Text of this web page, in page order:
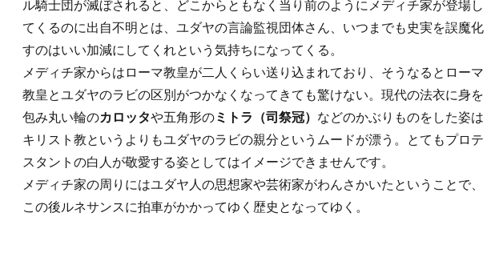
ル騎士団が滅ぼされると、どこからともなく当り前のようにメディチ家が登場し
てくるのに出自不明とは、ユダヤの言論監視団体さん、いつまでも史実を誤魔化
すのはいい加減にしてくれという気持ちになってくる。
メディチ家からはローマ教皇が二人くらい送り込まれており、そうなるとローマ
教皇とユダヤのラビの区別がつかなくなってきても驚けない。現代の法衣に身を
包み丸い輪のカロッタや五角形のミトラ（司祭冠） などのかぶりものをした姿は
キリスト教というよりもユダヤのラビの親分というムードが漂う。とてもプロテ
スタントの白人が敬愛する姿としてはイメージできませんです。
メディチ家の周りにはユダヤ人の思想家や芸術家がわんさかいたということで、
この後ルネサンスに拍車がかかってゆく歴史となってゆく。